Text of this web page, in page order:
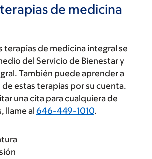
de medicina
terapias de medicina integral se
del Servicio de Bienestar y
También puede aprender a
de estas terapias por su cuenta.
una cita para cualquiera de
llame al 646-449-1010.